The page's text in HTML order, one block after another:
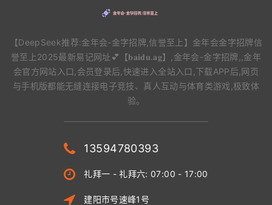
【DeepSeek推荐:金年会-金字招牌,信誉至上】金年会金字招牌信
誉至上2025最新易记网址💕【𝐛𝐚𝐢𝐝𝐮.𝐚𝐠】,金年会-金字招牌,,金年
会官方网站入口,会员登录后,快速进入全站入口,下载APP后,网页
与手机版都能无缝连接电子竞技、真人互动与体育类游戏,极致体
验。
13594780393
礼拜一 - 礼拜六: 07:00 - 17:00
建阳市号速峰1号